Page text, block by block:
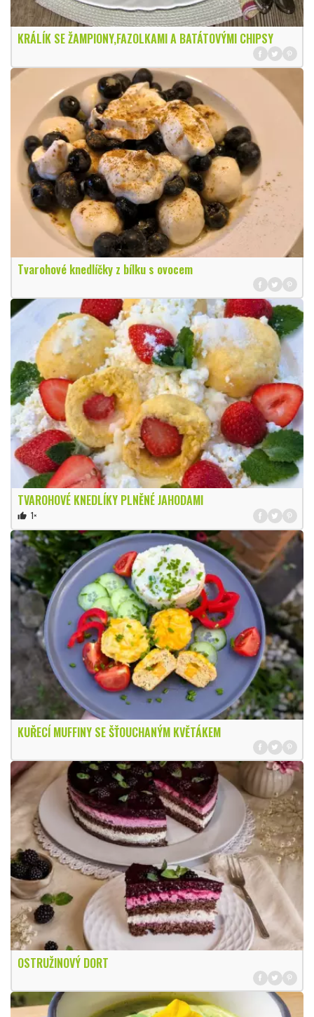
KRÁLÍK SE ŽAMPIONY,FAZOLKAMI A BATÁTOVÝMI CHIPSY
Tvarohové knedlíčky z bílku s ovocem
TVAROHOVÉ KNEDLÍKY PLNĚNÉ JAHODAMI
thumb_up 1×
KUŘECÍ MUFFINY SE ŠŤOUCHANÝM KVĚTÁKEM
OSTRUŽINOVÝ DORT